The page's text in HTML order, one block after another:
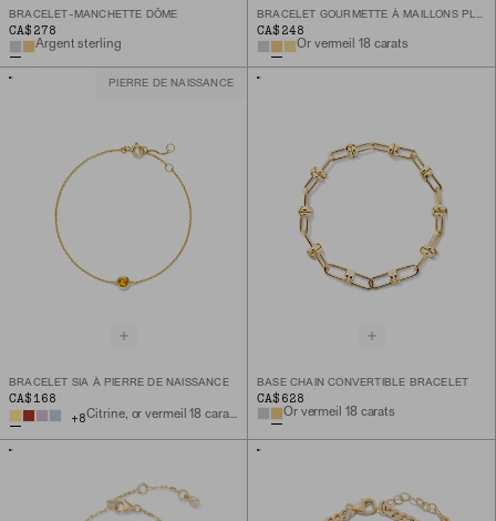
BRACELET-MANCHETTE DÔME
CA$278
Argent sterling
BRACELET GOURMETTE À MAILLONS PLATS
CA$248
Or vermeil 18 carats
PIERRE DE NAISSANCE
BRACELET SIA À PIERRE DE NAISSANCE
CA$168
+8 Citrine, or vermeil 18 carats
BASE CHAIN CONVERTIBLE BRACELET
CA$628
Or vermeil 18 carats